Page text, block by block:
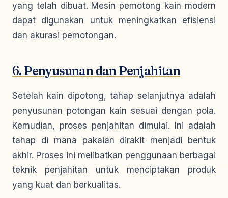
yang telah dibuat. Mesin pemotong kain modern
dapat digunakan untuk meningkatkan efisiensi
dan akurasi pemotongan.
6. Penyusunan dan Penjahitan
Setelah kain dipotong, tahap selanjutnya adalah
penyusunan potongan kain sesuai dengan pola.
Kemudian, proses penjahitan dimulai. Ini adalah
tahap di mana pakaian dirakit menjadi bentuk
akhir. Proses ini melibatkan penggunaan berbagai
teknik penjahitan untuk menciptakan produk
yang kuat dan berkualitas.